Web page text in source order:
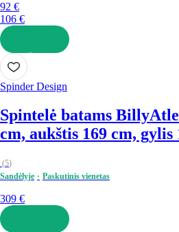
92 €
106 €
Į KREPŠELĮ
Spinder Design
Spintelė batams Billy
cm, aukštis 169 cm, gylis
(5)
Sandėlyje
Paskutinis vienetas
309 €